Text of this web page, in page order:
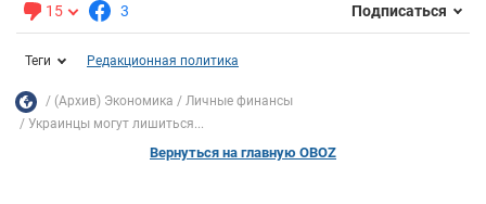
15 3 Подписаться
Теги Редакционная политика
(Архив) Экономика
Личные финансы
Украинцы могут лишиться...
Вернуться на главную OBOZ